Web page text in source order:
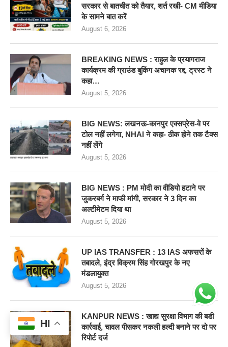
सरकार से बातचीत को तैयार, शर्त रखी- CM मीडिया
के सामने बात करें
August 6, 2026
BREAKING NEWS : राहुल के प्रयागराज
कार्यक्रम की ग्राउंड बुकिंग अचानक रद्द, ट्रस्ट ने
कहा…
August 5, 2026
BIG NEWS: लखनऊ-कानपुर एक्सप्रेस-वे पर
टोल नहीं लगेगा, NHAI ने कहा- ठीक होने तक टैक्स
नहीं लेंगे
August 5, 2026
BIG NEWS : PM मोदी का वीडियो हटाने पर
जुकरबर्ग ने माफी मांगी, सरकार ने 3 दिन का
अल्टीमेटम दिया था
August 5, 2026
UP IAS TRANSFER : 13 IAS अफसरों के
तबादले, इंद्र विक्रम सिंह गोरखपुर के नए
मंडलायुक्त
August 5, 2026
KANPUR NEWS : खाद्य सुरक्षा विभाग की बडी
कार्रवाई, चावल पीसकर नकली हल्दी बनाने पर दो पर
रिपोर्ट दर्ज
HI